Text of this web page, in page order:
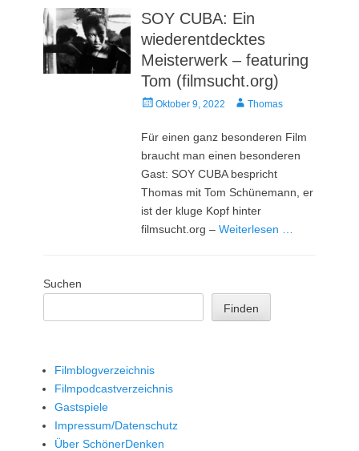
SOY CUBA: Ein
wiederentdecktes
Meisterwerk – featuring
Tom (filmsucht.org)
Veröffentlicht
Oktober 9, 2022 AutorThomas
Für einen ganz besonderen Film
braucht man einen besonderen
Gast: SOY CUBA bespricht
Thomas mit Tom Schünemann, er
ist der kluge Kopf hinter
filmsucht.org –Weiterlesen …
Suchen
Finden
Filmblogverzeichnis
Filmpodcastverzeichnis
Gastspiele
Impressum/Datenschutz
Über SchönerDenken